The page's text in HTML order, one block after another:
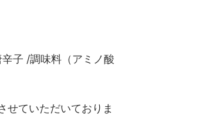
子 /調味料（アミノ酸
せていただいておりま